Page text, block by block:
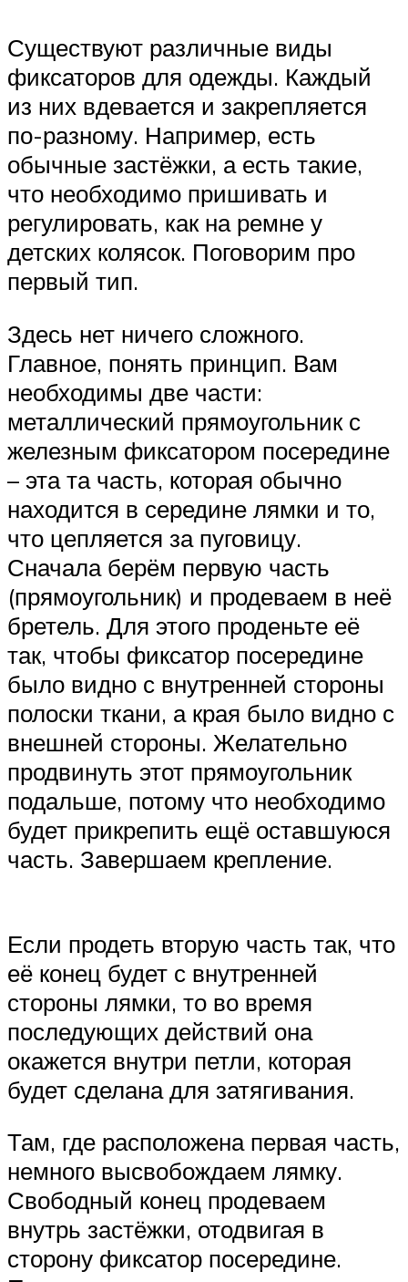
Существуют различные виды
фиксаторов для одежды. Каждый
из них вдевается и закрепляется
по-разному. Например, есть
обычные застёжки, а есть такие,
что необходимо пришивать и
регулировать, как на ремне у
детских колясок. Поговорим про
первый тип.
Здесь нет ничего сложного.
Главное, понять принцип. Вам
необходимы две части:
металлический прямоугольник с
железным фиксатором посередине
– эта та часть, которая обычно
находится в середине лямки и то,
что цепляется за пуговицу.
Сначала берём первую часть
(прямоугольник) и продеваем в неё
бретель. Для этого проденьте её
так, чтобы фиксатор посередине
было видно с внутренней стороны
полоски ткани, а края было видно с
внешней стороны. Желательно
продвинуть этот прямоугольник
подальше, потому что необходимо
будет прикрепить ещё оставшуюся
часть. Завершаем крепление.
Если продеть вторую часть так, что
её конец будет с внутренней
стороны лямки, то во время
последующих действий она
окажется внутри петли, которая
будет сделана для затягивания.
Там, где расположена первая часть,
немного высвобождаем лямку.
Свободный конец продеваем
внутрь застёжки, отодвигая в
сторону фиксатор посередине.